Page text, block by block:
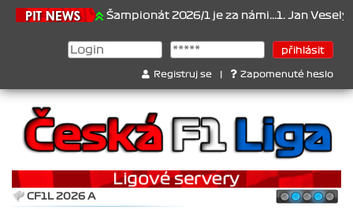
Šampionát 2026/1 je za námi...1. Jan Veselý , 2. Jan
Registruj se Zapomenuté heslo
CF1L 2026 A